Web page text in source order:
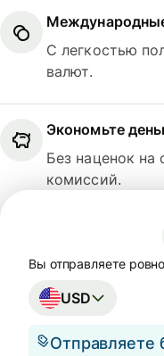
С легкостью
валют.
Экономьте
Без наценок
комиссий.
Вы отправляете ровно
USD
Отправляете